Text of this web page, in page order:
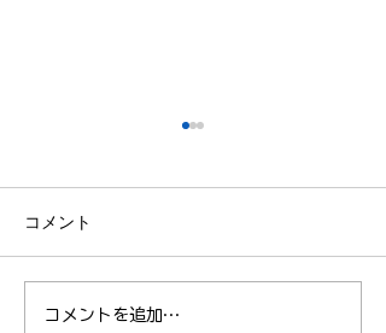
楠康成選手、ゴールドコ
コメント
コメントを追加…